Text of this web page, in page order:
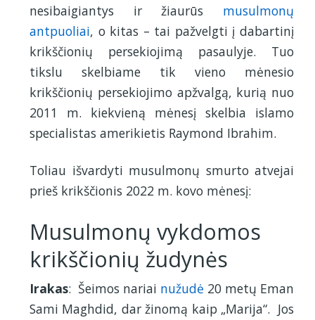
nesibaigiantys ir žiaurūs musulmonų
antpuoliai, o kitas – tai pažvelgti į dabartinį
krikščionių persekiojimą pasaulyje. Tuo
tikslu skelbiame tik vieno mėnesio
krikščionių persekiojimo apžvalgą, kurią nuo
2011 m. kiekvieną mėnesį skelbia islamo
specialistas amerikietis Raymond Ibrahim.
Toliau išvardyti musulmonų smurto atvejai
prieš krikščionis 2022 m. kovo mėnesį:
Musulmonų vykdomos
krikščionių žudynės
Irakas: Šeimos nariai nužudė 20 metų Eman
Sami Maghdid, dar žinomą kaip „Marija“. Jos